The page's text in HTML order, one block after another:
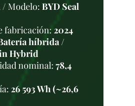
/ Modelo: BYD Seal
fabricación: 2024
híbrida /
Hybrid
nominal: 78,4
26 593 Wh (~26,6